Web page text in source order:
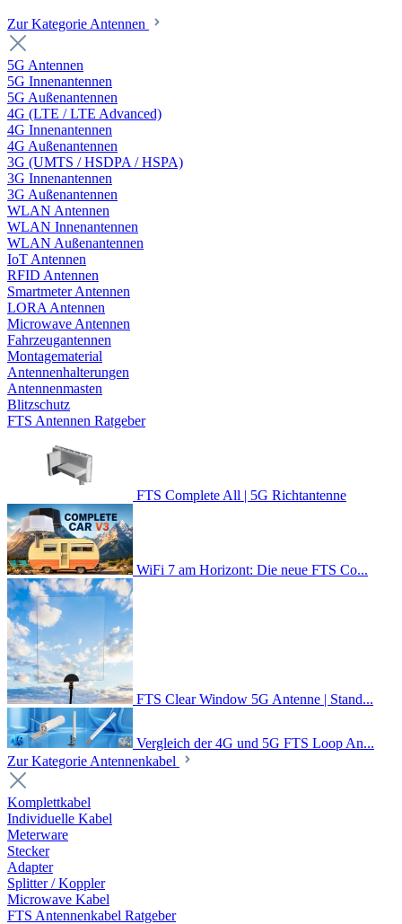
Zur Kategorie Antennen
5G Antennen
5G Innenantennen
5G Außenantennen
4G (LTE / LTE Advanced)
4G Innenantennen
4G Außenantennen
3G (UMTS / HSDPA / HSPA)
3G Innenantennen
3G Außenantennen
WLAN Antennen
WLAN Innenantennen
WLAN Außenantennen
IoT Antennen
RFID Antennen
Smartmeter Antennen
LORA Antennen
Microwave Antennen
Fahrzeugantennen
Montagematerial
Antennenhalterungen
Antennenmasten
Blitzschutz
FTS Antennen Ratgeber
FTS Complete All | 5G Richtantenne
WiFi 7 am Horizont: Die neue FTS Co...
FTS Clear Window 5G Antenne | Stand...
Vergleich der 4G und 5G FTS Loop An...
Zur Kategorie Antennenkabel
Komplettkabel
Individuelle Kabel
Meterware
Stecker
Adapter
Splitter / Koppler
Microwave Kabel
FTS Antennenkabel Ratgeber